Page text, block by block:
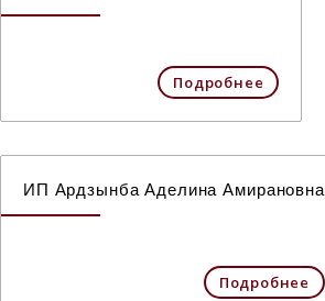
Подробнее
ИП Ардзынба Аделина Амирановна
Подробнее